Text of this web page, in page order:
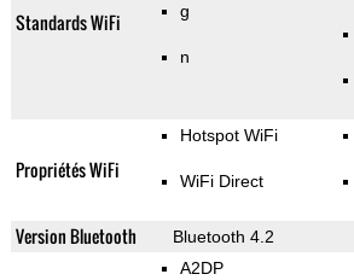
Standards WiFi g
n
Propriétés WiFi
Hotspot WiFi
WiFi Direct
Version Bluetooth Bluetooth 4.2
A2DP